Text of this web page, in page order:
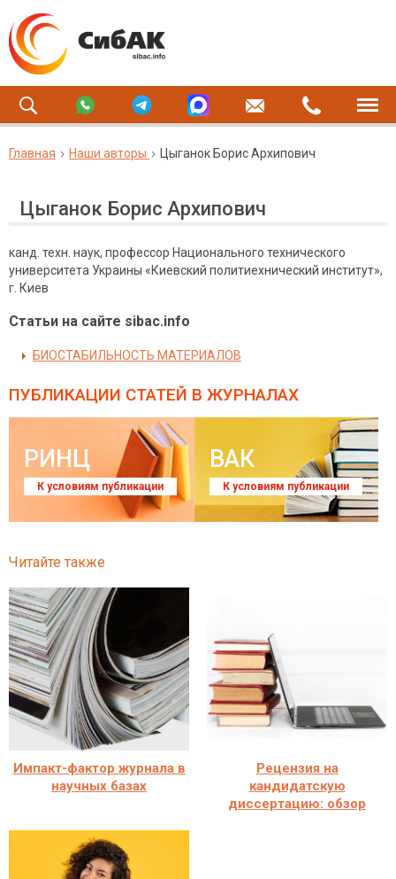
Главная Наши авторы Цыганок Борис Архипович
Цыганок Борис Архипович
канд. техн. наук, профессор Национального технического
университета Украины «Киевский политиехнический институт»,
г. Киев
Статьи на сайте sibac.info
БИОСТАБИЛЬНОСТЬ МАТЕРИАЛОВ
ПУБЛИКАЦИИ СТАТЕЙ В ЖУРНАЛАХ
РИНЦ
К условиям публикации
ВАК
К условиям публикации
Читайте также
Импакт-фактор журнала в
научных базах
Рецензия на
кандидатскую
диссертацию: обзор